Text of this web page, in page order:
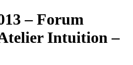
– Forum
Intuition –